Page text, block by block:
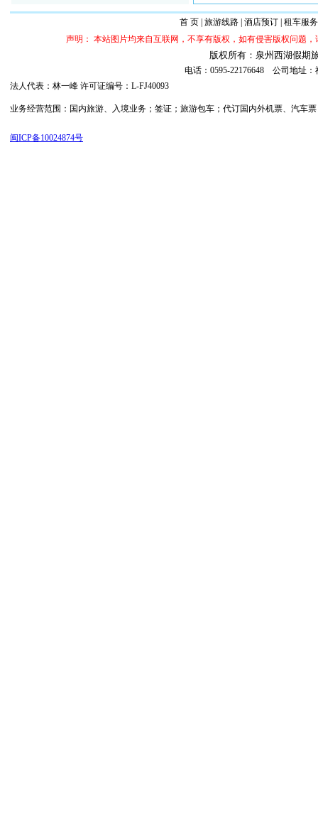
首 页| 旅游线路| 酒店预订| 租车服务
声明： 本站图片均来自互联网，不享有版权，如有侵害版权问题
版权所有：泉州西湖假
电话：0595-22176648 公司地址
法人代表：林一峰 许可证编号：L-FJ40093
业务经营范围：国内旅游、入境业务；签证；旅游包车；代订国内外机票、汽
闽ICP备10024874号